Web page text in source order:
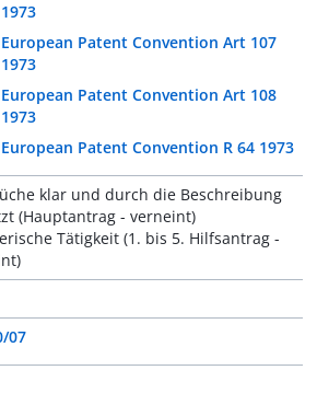
1973
European Patent Convention Art 107
1973
European Patent Convention Art 108
1973
European Patent Convention R 64 1973
klar und durch die Beschreibung
(Hauptantrag - verneint)
Tätigkeit (1. bis 5. Hilfsantrag -
07